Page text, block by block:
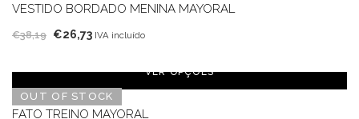
VESTIDO BORDADO MENINA MAYORAL
€38,19 O
original
era:
€38,19.
€26,73O
atual
é:
€26,73.
IVA incluído
OUT OF STOCK
VER OPÇÕES
FATO TREINO MAYORAL